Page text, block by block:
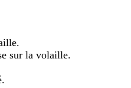
sur la volaille.